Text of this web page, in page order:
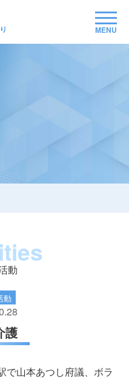
MENU
動
動
護
で山本あつし府議、ボラ